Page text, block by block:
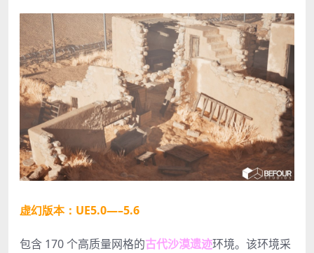
虚幻版本：UE5.0—–5.6
包含 170 个高质量网格的古代沙漠遗迹环境。该环境采